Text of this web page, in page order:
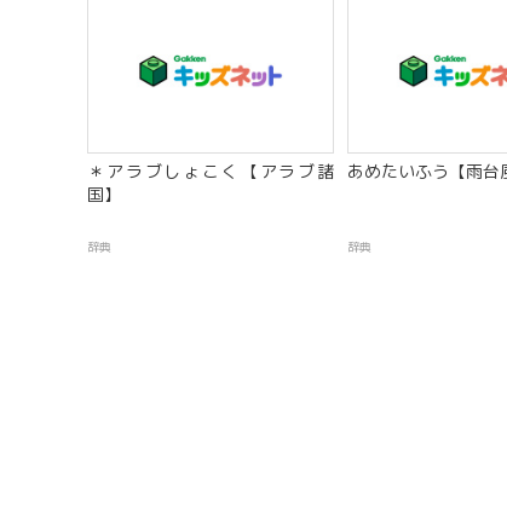
＊アラブしょこく【アラブ諸
国】
辞典
あめたいふう【雨台
辞典